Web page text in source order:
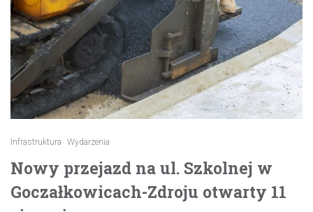
Infrastruktura Wydarzenia
Nowy przejazd na ul. Szkolnej w
Goczałkowicach-Zdroju otwarty 11